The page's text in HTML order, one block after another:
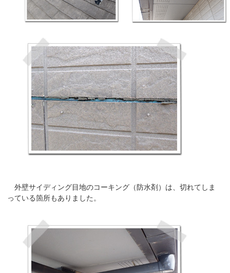
外壁サイディング目地のコーキング（防水剤）は、切れてしま
っている箇所もありました。